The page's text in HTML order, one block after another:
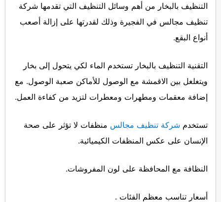
التنظيف بالبخار من أهم وسائل التنظيف التي تقدمها شركة
تنظيف مجالس في الفجيرة وذلك لقدرتها على إزالة أصعب
أنواع البقع.
التقنية التنظيف بالبخار تستخدم الماء لكي يتحول إلى بخار
ويتغلغل بين الاقمشة مع الوصول للأماكن صعبة الوصول. مع
إضافة معقمات ومطهرات ومعطرات لتزيد من كفاءة العمل.
تستخدم شركة تنظيف مجالس منظفات لا تؤثر على صحة
الإنسان على عكس المنظفات الكيميائية.
النظافة مع المحافظة على لون المفروشات.
أسعار تناسب معظم الفئات .